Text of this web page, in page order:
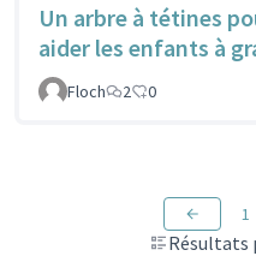
Un arbre à tétines
aider les enfants à
Floch
2 0
Résultats
1